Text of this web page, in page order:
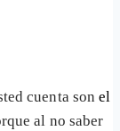
cuenta sonel
al no saber